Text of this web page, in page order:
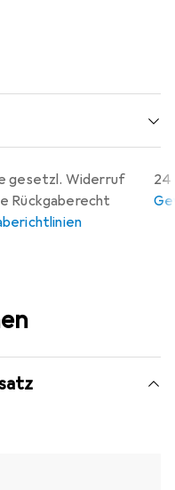
gesetzl. Widerruf
Rückgaberecht
24